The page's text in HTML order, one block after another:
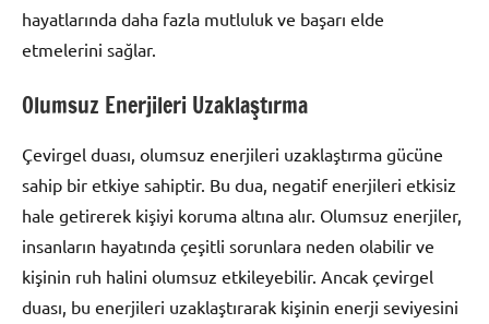
hayatlarında daha fazla mutluluk ve başarı elde
etmelerini sağlar.
Olumsuz Enerjileri Uzaklaştırma
Çevirgel duası, olumsuz enerjileri uzaklaştırma gücüne
sahip bir etkiye sahiptir. Bu dua, negatif enerjileri etkisiz
hale getirerek kişiyi koruma altına alır. Olumsuz enerjiler,
insanların hayatında çeşitli sorunlara neden olabilir ve
kişinin ruh halini olumsuz etkileyebilir. Ancak çevirgel
duası, bu enerjileri uzaklaştırarak kişinin enerji seviyesini